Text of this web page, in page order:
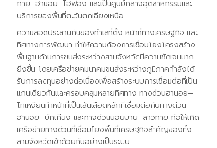
กาย–ฮานอย–ไฮฟอง และเป็นศูนย์กลางอุตสาหกรรมและ
บริการของพื้นที่ตะวันตกเฉียงเหนือ
ความสอดประสานกันของทำเลที่ตั้ง หน้าที่ทางเศรษฐกิจ และ
ทิศทางการพัฒนา ทำให้ความต้องการเชื่อมโยงโครงสร้าง
พื้นฐานด้านการขนส่งระหว่างสามจังหวัดมีความชัดเจนมาก
ยิ่งขึ้น โดยเครือข่ายคมนาคมขนส่งระหว่างภูมิภาคกำลังได้
รับการลงทุนอย่างต่อเนื่องเพื่อสร้างระบบการเชื่อมต่อที่เป็น
แกนเดียวกันและครอบคลุมหลายทิศทาง ทางด่วนฮานอย–
ไทเหงียนทำหน้าที่เป็นเส้นเลือดหลักที่เชื่อมต่อกับทางด่วน
ฮานอย–บักเกียง และทางด่วนนอยบาย–ลาวกาย ก่อให้เกิด
เครือข่ายทางด่วนที่เชื่อมโยงพื้นที่เศรษฐกิจสำคัญของทั้ง
สามจังหวัดเข้าด้วยกันอย่างเป็นระบบ